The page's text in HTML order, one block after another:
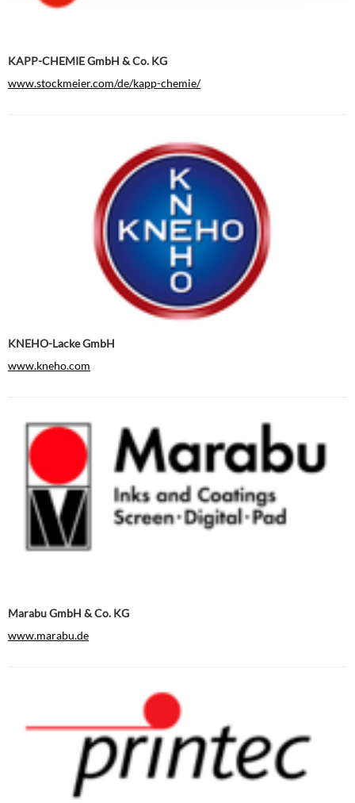
KAPP-CHEMIE GmbH & Co. KG
www.stockmeier.com/de/kapp-chemie/
KNEHO-Lacke GmbH
www.kneho.com
Marabu GmbH & Co. KG
www.marabu.de